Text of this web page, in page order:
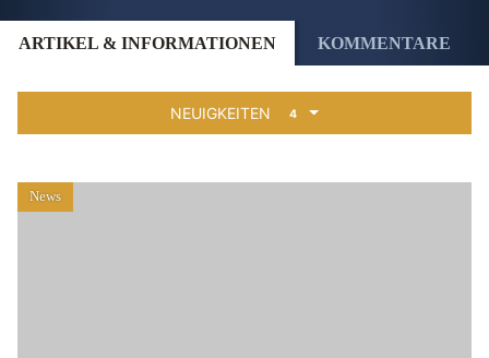
ARTIKEL & INFORMATIONEN KOMMENTARE
News
NEUIGKEITEN 4